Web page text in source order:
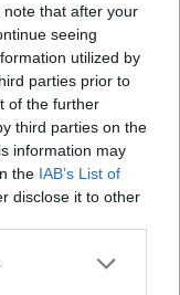
that after your
seeing
utilized by
parties prior to
of the further
third parties on the
information may
the IAB’s List of
disclose it to other
αλλά την
εγκλήματος
μέθοδο
της
στόχο που
κάθε